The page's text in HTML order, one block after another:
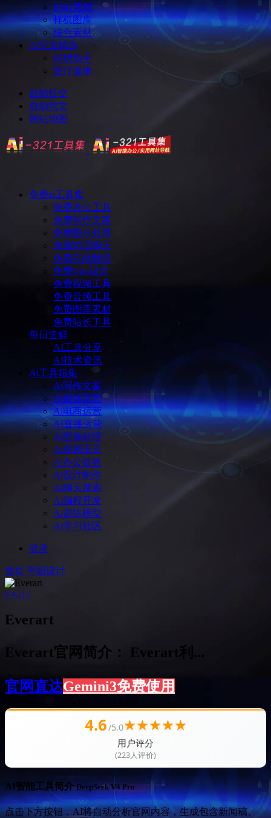
PNG素材
样机图库
综合素材
Ai行业精选
科研助手
医疗健康
自助提交
自助软文
网站地图
免费ai工具集
免费办公工具
免费写作文案
免费图片处理
免费对话聊天
免费在线翻译
免费logo设计
免费视频工具
免费音频工具
免费图库素材
免费站长工具
每日尝鲜
AI工具分享
AI技术资讯
Ai工具箱集
Ai写作文案
Ai媒体运营
Ai电商运营
AI直播运营
Ai图像处理
Ai视频语音
Ai办公提效
Ai设计制作
Ai聊天搜索
Ai编程开发
Ai训练模型
Ai学习社区
登录
首页 平面设计
0 4,215
Everart
Everart官网简介： Everart利...
官网直达Gemini3免费使用
4.6/5.0★★★★★
用户评分
(223人评价)
AI智能工具简介DeepSeek V4 Pro
点击下方按钮，AI将自动分析官网内容，生成包含新闻稿、